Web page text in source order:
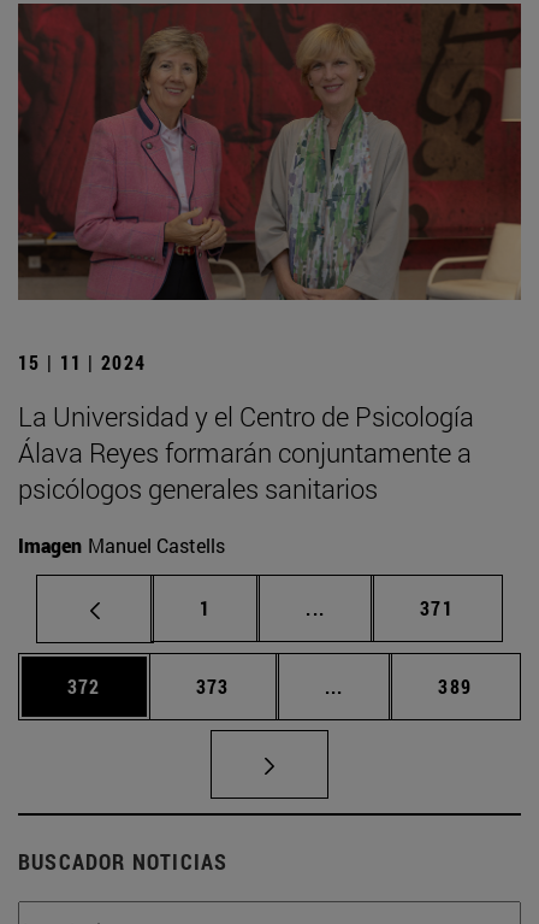
15 | 11 | 2024
La Universidad y el Centro de Psicología
Álava Reyes formarán conjuntamente a
psicólogos generales sanitarios
Imagen Manuel Castells
Página
1 ... Páginas intermedias
Página
371
Página
372 Página
373 ... Páginas intermedias
Página
389
BUSCADOR NOTICIAS